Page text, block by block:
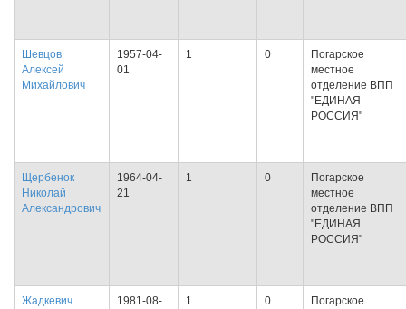
Шевцов
Алексей
Михайлович
1957-04-
01
1 0
Погарское
местное
отделение ВПП
"ЕДИНАЯ
РОССИЯ"
Щербенок
Николай
Александрович
1964-04-
21
1 0
Погарское
местное
отделение ВПП
"ЕДИНАЯ
РОССИЯ"
Жадкевич
1981-08-
1 0
Погарское